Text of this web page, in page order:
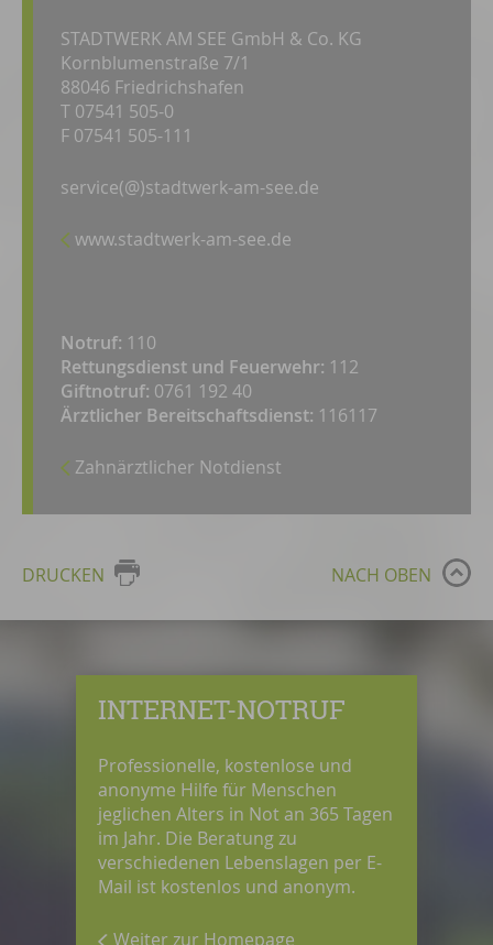
STADTWERK AM SEE GmbH & Co. KG
Kornblumenstraße 7/1
88046 Friedrichshafen
T 07541 505-0
F 07541 505-111
service(@)stadtwerk-am-see.de
www.stadtwerk-am-see.de
Notruf: 110
Rettungsdienst und Feuerwehr: 112
Giftnotruf: 0761 192 40
Ärztlicher Bereitschaftsdienst: 116117
Zahnärztlicher Notdienst
DRUCKEN NACH OBEN
INTERNET-NOTRUF
Professionelle, kostenlose und
anonyme Hilfe für Menschen
jeglichen Alters in Not an 365 Tagen
im Jahr. Die Beratung zu
verschiedenen Lebenslagen per E-
Mail ist kostenlos und anonym.
Weiter zur Homepage